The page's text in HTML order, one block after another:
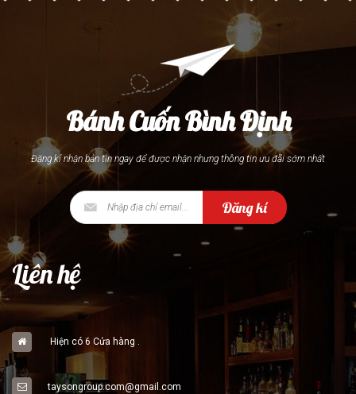
Bánh Cuốn Bình Định
Đăng kí nhận bản tin ngay để được nhận nhưng thông tin ưu đãi sớm nhất
Đăng kí
Liên hệ
Hiện có 6 Cửa hàng .
taysongroup.com@gmail.com